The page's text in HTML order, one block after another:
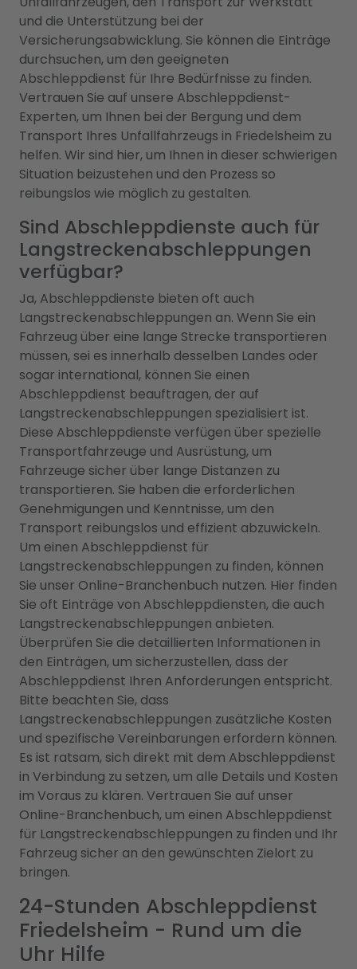
und die Unterstützung bei der
Versicherungsabwicklung. Sie können die Einträge
durchsuchen, um den geeigneten
Abschleppdienst für Ihre Bedürfnisse zu finden.
Vertrauen Sie auf unsere Abschleppdienst-
Experten, um Ihnen bei der Bergung und dem
Transport Ihres Unfallfahrzeugs in Friedelsheim zu
helfen. Wir sind hier, um Ihnen in dieser schwierigen
Situation beizustehen und den Prozess so
reibungslos wie möglich zu gestalten.
Sind Abschleppdienste auch für
Langstreckenabschleppungen
verfügbar?
Ja, Abschleppdienste bieten oft auch
Langstreckenabschleppungen an. Wenn Sie ein
Fahrzeug über eine lange Strecke transportieren
müssen, sei es innerhalb desselben Landes oder
sogar international, können Sie einen
Abschleppdienst beauftragen, der auf
Langstreckenabschleppungen spezialisiert ist.
Diese Abschleppdienste verfügen über spezielle
Transportfahrzeuge und Ausrüstung, um
Fahrzeuge sicher über lange Distanzen zu
transportieren. Sie haben die erforderlichen
Genehmigungen und Kenntnisse, um den
Transport reibungslos und effizient abzuwickeln.
Um einen Abschleppdienst für
Langstreckenabschleppungen zu finden, können
Sie unser Online-Branchenbuch nutzen. Hier finden
Sie oft Einträge von Abschleppdiensten, die auch
Langstreckenabschleppungen anbieten.
Überprüfen Sie die detaillierten Informationen in
den Einträgen, um sicherzustellen, dass der
Abschleppdienst Ihren Anforderungen entspricht.
Bitte beachten Sie, dass
Langstreckenabschleppungen zusätzliche Kosten
und spezifische Vereinbarungen erfordern können.
Es ist ratsam, sich direkt mit dem Abschleppdienst
in Verbindung zu setzen, um alle Details und Kosten
im Voraus zu klären. Vertrauen Sie auf unser
Online-Branchenbuch, um einen Abschleppdienst
für Langstreckenabschleppungen zu finden und Ihr
Fahrzeug sicher an den gewünschten Zielort zu
bringen.
24-Stunden Abschleppdienst
Friedelsheim - Rund um die
Uhr Hilfe